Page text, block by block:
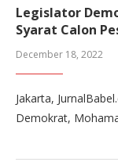
Legislator
Syarat Calon
December 18, 2022
Jakarta,
Demokrat,